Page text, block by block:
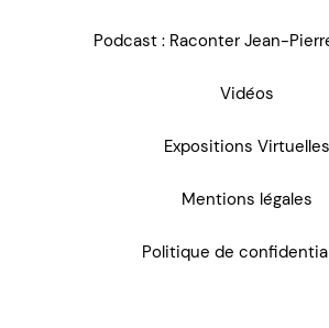
Podcast : Raconter Jean-
Vidéos
Expositions Virtuelles
Mentions légales
Politique de